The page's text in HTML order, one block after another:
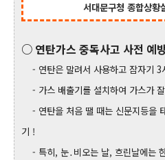
서대문구청 종합상
○ 연탄가스 중독사고 사전 예
- 연탄은 말려서 사용하고 잠자기 3
- 가스 배출기를 설치하여 가스가
- 연탄을 처음 땔 때는 신문지등을
기 !
- 특히, 눈․비오는 날, 흐린날에는